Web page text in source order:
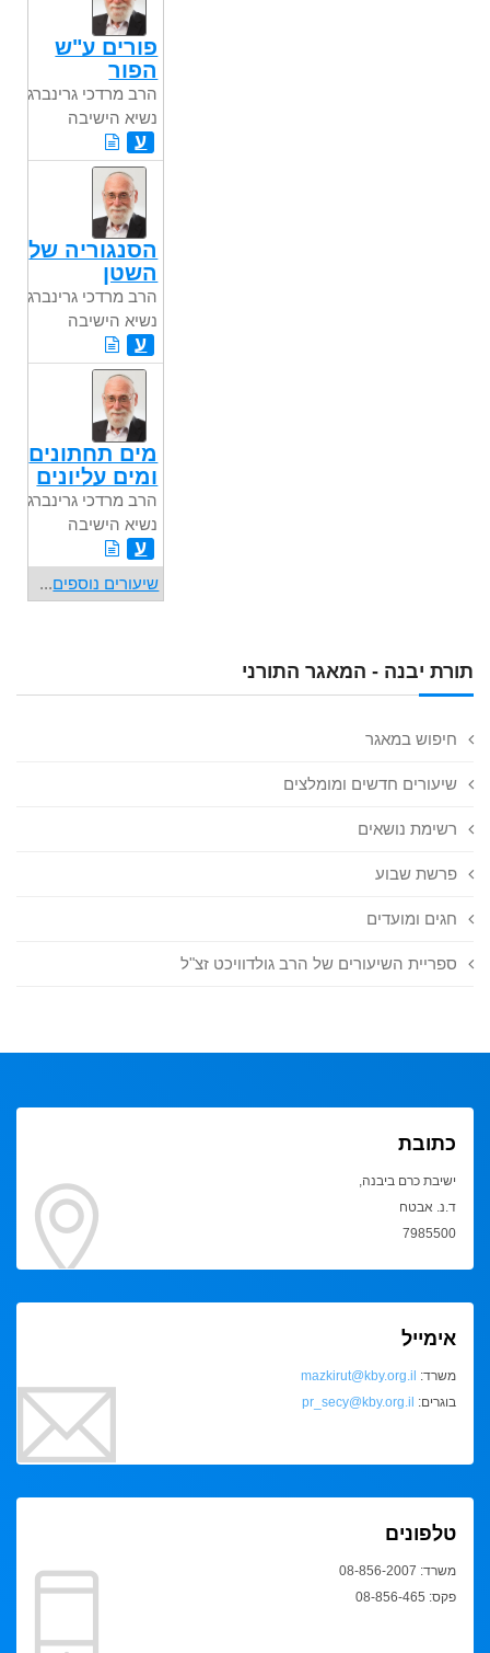
תורת יבנה - המאגר התורני
חיפוש במאגר
שיעורים חדשים ומומלצים
רשימת נושאים
פרשת שבוע
חגים ומועדים
ספריית השיעורים של הרב גולדוויכט זצ"ל
פורים ע"ש
הפור
הרב מרדכי גרינברג
נשיא הישיבה
ע
הסנגוריה של
השטן
הרב מרדכי גרינברג
נשיא הישיבה
ע
מים תחתונים
ומים עליונים
הרב מרדכי גרינברג
נשיא הישיבה
ע
שיעורים נוספים...
כתובת
ישיבת כרם ביבנה,
ד.נ. אבטח
7985500
אימייל
משרד: mazkirut@kby.org.il
בוגרים: pr_secy@kby.org.il
טלפונים
משרד: 08-856-2007
פקס: 08-856-465